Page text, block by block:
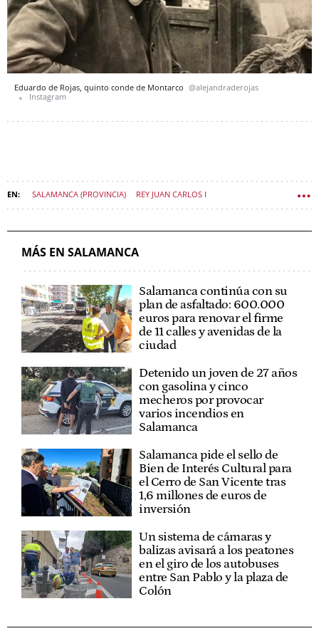
Eduardo de Rojas, quinto conde de Montarco @alejandraderojas
Instagram
SALAMANCA (PROVINCIA) REY JUAN CARLOS I
MÁS EN SALAMANCA
Salamanca continúa con su
plan de asfaltado: 600.000
euros para renovar el firme
de 11 calles y avenidas de la
ciudad
Detenido un joven de 27 años
con gasolina y cinco
mecheros por provocar
varios incendios en
Salamanca
Salamanca pide el sello de
Bien de Interés Cultural para
el Cerro de San Vicente tras
1,6 millones de euros de
inversión
Un sistema de cámaras y
balizas avisará a los peatones
en el giro de los autobuses
entre San Pablo y la plaza de
Colón